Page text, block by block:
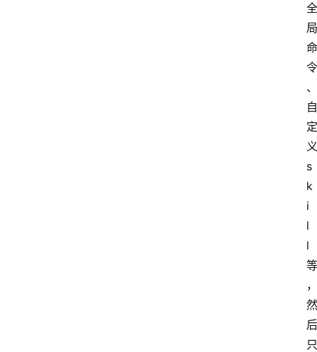
全
局
命
令
、
自
定
义
s
k
i
l
l
等
，
然
后
只